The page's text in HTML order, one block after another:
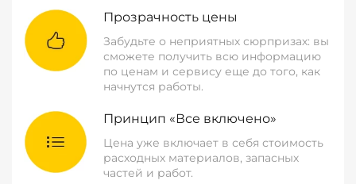
Прозрачность цены
Забудьте о неприятных сюрпризах: вы
сможете получить всю информацию
по ценам и сервису еще до того, как
начнутся работы.
Принцип «Все включено»
Цена уже включает в себя стоимость
расходных материалов, запасных
частей и работ.